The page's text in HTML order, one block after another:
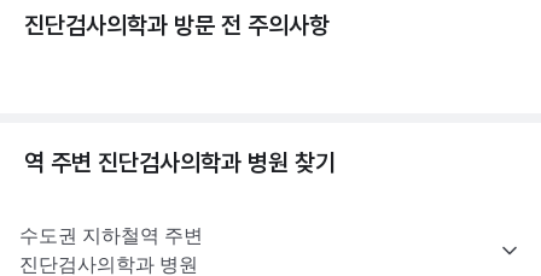
진단검사의학과 방문 전 주의사항
역 주변 진단검사의학과 병원 찾기
수도권 지하철역 주변
진단검사의학과 병원